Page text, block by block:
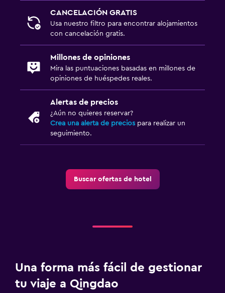
CANCELACIÓN GRATIS
Usa nuestro filtro para encontrar alojamientos
con cancelación gratis.
Millones de opiniones
Mira las puntuaciones basadas en millones de
opiniones de huéspedes reales.
Alertas de precios
¿Aún no quieres reservar?
Crea una alerta de precios para realizar un
seguimiento.
Buscar ofertas de hotel
Una forma más fácil de gestionar
tu viaje a Qingdao